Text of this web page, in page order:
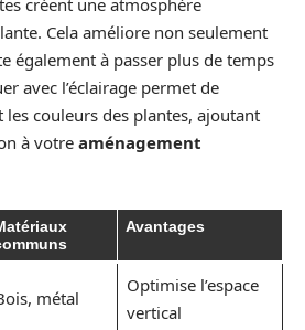
Cela améliore non seulement
également à passer plus de temps
avec l’éclairage permet de
couleurs des plantes, ajoutant
à votre aménagement
Avantages
métal
Optimise l’espace
vertical